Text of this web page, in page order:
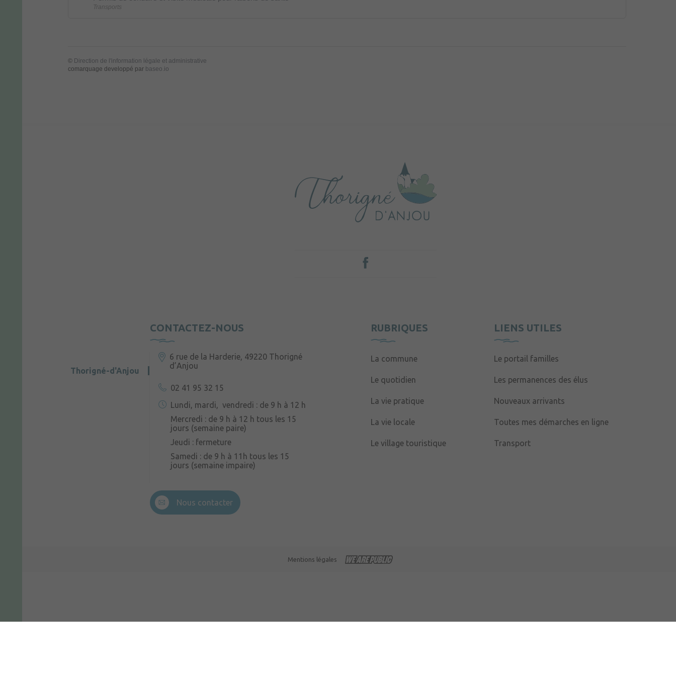
Transports
© Direction de l'information légale et administrative
comarquage developpé par baseo.io
CONTACTEZ-NOUS
Thorigné-d'Anjou
6 rue de la Harderie, 49220 Thorigné
d’Anjou
02 41 95 32 15
Lundi, mardi, vendredi : de 9 h à 12 h
Mercredi : de 9 h à 12 h tous les 15
jours (semaine paire)
Jeudi : fermeture
Samedi : de 9 h à 11h tous les 15
jours (semaine impaire)
Nous contacter
RUBRIQUES
La commune
Le quotidien
La vie pratique
La vie locale
Le village touristique
LIENS UTILES
Le portail familles
Les permanences des élus
Nouveaux arrivants
Toutes mes démarches en ligne
Transport
Mentions légales